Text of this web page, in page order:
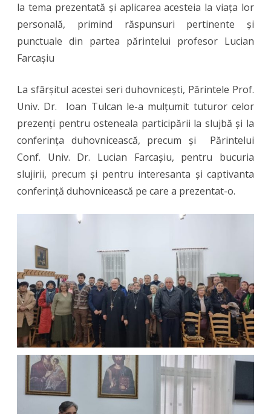
la tema prezentată și aplicarea acesteia la viața lor
personală, primind răspunsuri pertinente și
punctuale din partea părintelui profesor Lucian
Farcașiu
La sfârșitul acestei seri duhovnicești, Părintele Prof.
Univ. Dr. Ioan Tulcan le-a mulțumit tuturor celor
prezenți pentru osteneala participării la slujbă și la
conferința duhovnicească, precum și Părintelui
Conf. Univ. Dr. Lucian Farcașiu, pentru bucuria
slujirii, precum și pentru interesanta și captivanta
conferință duhovnicească pe care a prezentat-o.